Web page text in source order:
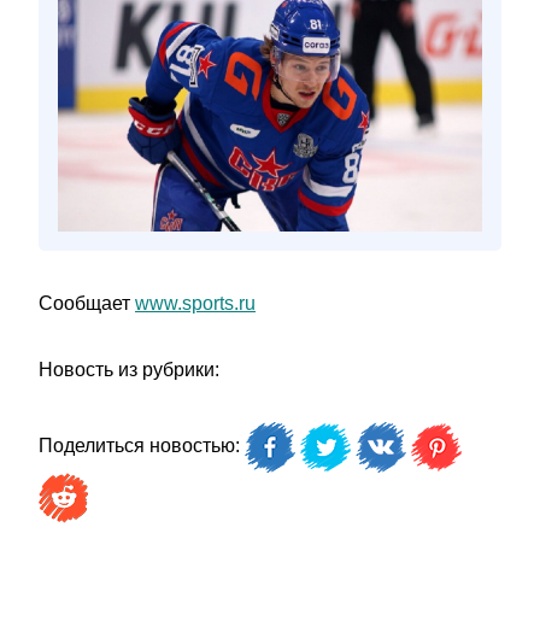
Сообщает www.sports.ru
Новость из рубрики:
Поделиться новостью: